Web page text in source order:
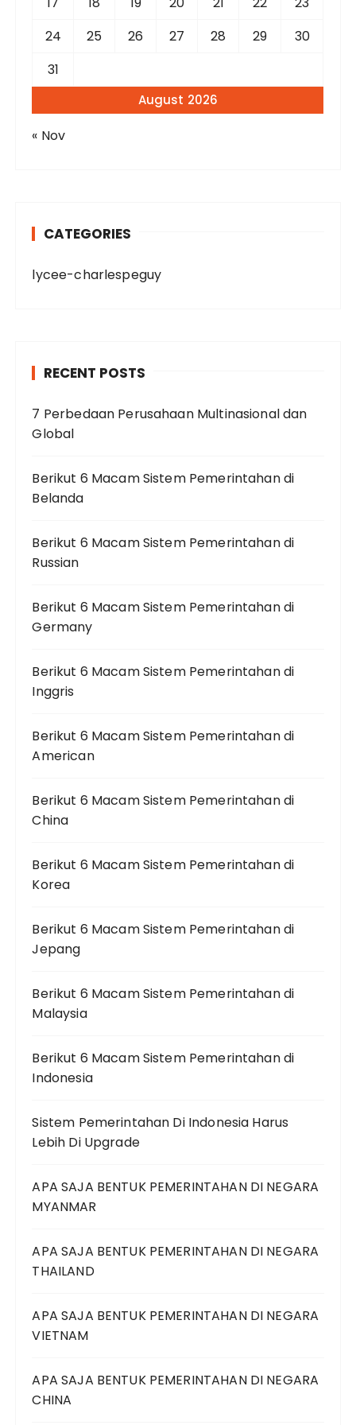
August 2026
24
25 26 27 28 29
30
31
« Nov
CATEGORIES
lycee-charlespeguy
RECENT POSTS
7 Perbedaan Perusahaan Multinasional dan
Global
Berikut 6 Macam Sistem Pemerintahan di
Belanda
Berikut 6 Macam Sistem Pemerintahan di
Russian
Berikut 6 Macam Sistem Pemerintahan di
Germany
Berikut 6 Macam Sistem Pemerintahan di
Inggris
Berikut 6 Macam Sistem Pemerintahan di
American
Berikut 6 Macam Sistem Pemerintahan di
China
Berikut 6 Macam Sistem Pemerintahan di
Korea
Berikut 6 Macam Sistem Pemerintahan di
Jepang
Berikut 6 Macam Sistem Pemerintahan di
Malaysia
Berikut 6 Macam Sistem Pemerintahan di
Indonesia
Sistem Pemerintahan Di Indonesia Harus
Lebih Di Upgrade
APA SAJA BENTUK PEMERINTAHAN DI NEGARA
MYANMAR
APA SAJA BENTUK PEMERINTAHAN DI NEGARA
THAILAND
APA SAJA BENTUK PEMERINTAHAN DI NEGARA
VIETNAM
APA SAJA BENTUK PEMERINTAHAN DI NEGARA
CHINA